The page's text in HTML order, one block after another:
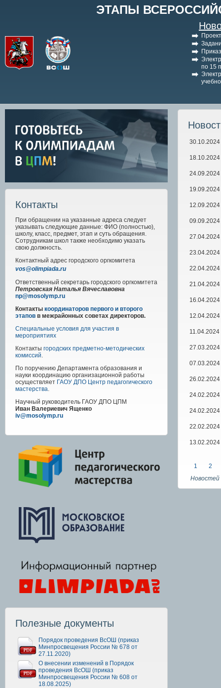
ЭТАПЫ
по 15
Контакты
При обращении на указанные адреса следует
указывать следующие данные: ФИО (полностью),
школу, класс, предмет, этап и суть обращения.
Сотрудникам школ также необходимо указать
свою должность.
Контактный адрес городского оргкомитета
vos@olimpiada.ru
Ответственный секретарь городского оргкомитета
Петровская Наталья Вячеславовна
np@mosolymp.ru
Контакты координаторов первого и второго
этапов в межрайонных советах директоров.
Специальные условия для участия в
мероприятиях
Контакты городских предметно-методических
комиссий.
По поручению Департамента образования и
науки координацию организационной работы
осуществляет ГАОУ ДПО Центр педагогического
мастерства.
Научный руководитель ГАОУ ДПО ЦПМ
Иван Валериевич Ященко
iv@mosolymp.ru
Полезные документы
Порядок проведения ВсОШ (приказ
Минпросвещения России № 678 от
27.11.2020)
О внесении изменений в Порядок
проведения ВсОШ (приказ
Минпросвещения России № 608 от
18.08.2025)
30.10.2024
18.10.2024
24.09.2024
19.09.2024
12.09.2024
09.09.2024
27.04.2024
23.04.2024
22.04.2024
21.04.2024
16.04.2024
12.04.2024
11.04.2024
27.03.2024
07.03.2024
26.02.2024
24.02.2024
24.02.2024
22.02.2024
13.02.2024
1
2
Новостей